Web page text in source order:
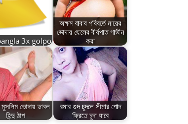
3x golpo
অক্ষম বাবার পরিবর্তে মায়ের
ভোদায় ছেলের বীর্যপাত গাভীন
করা
ভোদায় ডাবল
হিন্দু ঠাপ
রমার গুদ চুদলে সীমার পোদ
ফ্রিতে চুদা যাবে